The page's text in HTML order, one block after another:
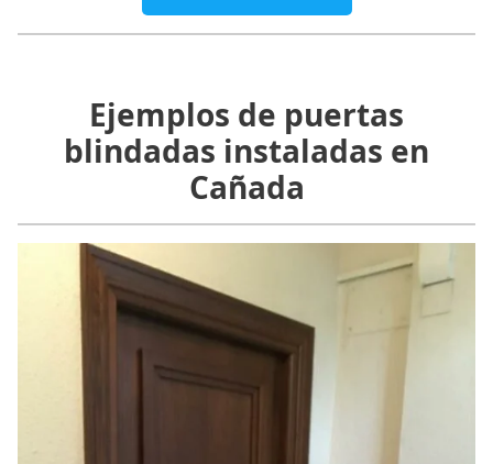
Ejemplos de puertas
blindadas instaladas en
Cañada